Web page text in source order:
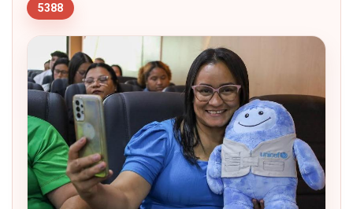
5388